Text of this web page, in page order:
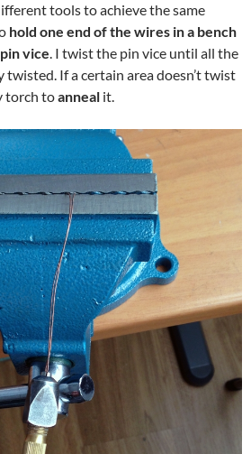
tools to achieve the same
hold one end of the wires in a bench
vice. I twist the pin vice until all the
If a certain area doesn’t twist
torch toanneal it.